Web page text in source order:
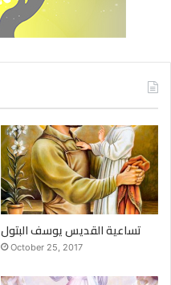
تساعية القديس يوسف البتول
October 25, 2017